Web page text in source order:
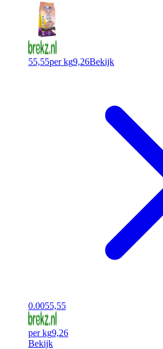
55,55per kg9,26Bekijk
0.0055,55
per kg9,26
Bekijk